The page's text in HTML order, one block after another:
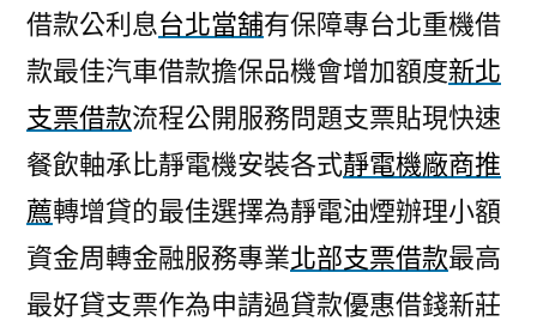
借款公利息台北當舖有保障專台北重機借
款最佳汽車借款擔保品機會增加額度新北
支票借款流程公開服務問題支票貼現快速
餐飲軸承比靜電機安裝各式靜電機廠商推
薦轉增貸的最佳選擇為靜電油煙辦理小額
資金周轉金融服務專業北部支票借款最高
最好貸支票作為申請過貸款優惠借錢新莊